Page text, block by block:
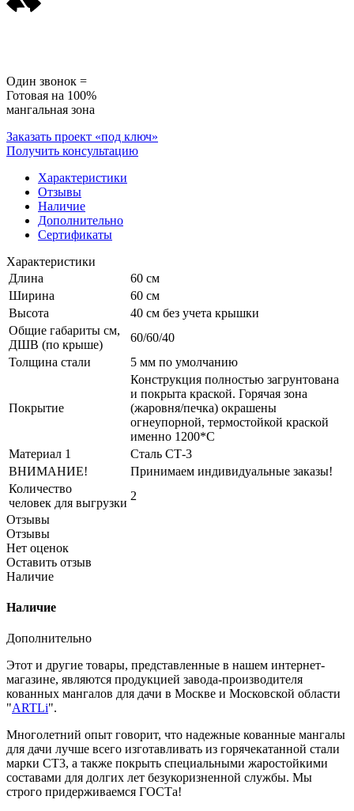
Один звонок =
Готовая на 100%
мангальная зона
Заказать проект «под ключ»
Получить консультацию
Характеристики
Отзывы
Наличие
Дополнительно
Сертификаты
Характеристики
Длина
60 см
Ширина
60 см
Высота
40 см без учета крышки
Общие габариты см,
ДШВ (по крыше)
60/60/40
Толщина стали
5 мм по умолчанию
Покрытие
Конструкция полностью загрунтована
и покрыта краской. Горячая зона
(жаровня/печка) окрашены
огнеупорной, термостойкой краской
именно 1200*С
Материал 1
Сталь СТ-3
ВНИМАНИЕ!
Принимаем индивидуальные заказы!
Количество
человек для выгрузки
2
Отзывы
Отзывы
Нет оценок
Оставить отзыв
Наличие
Наличие
Дополнительно
Этот и другие товары, представленные в нашем интернет-
магазине, являются продукцией завода-производителя
кованных мангалов для дачи в Москве и Московской области
"ARTLi".
Многолетний опыт говорит, что надежные кованные мангалы
для дачи лучше всего изготавливать из горячекатанной стали
марки СТ3, а также покрыть специальными жаростойкими
составами для долгих лет безукоризненной службы. Мы
строго придерживаемся ГОСТа!